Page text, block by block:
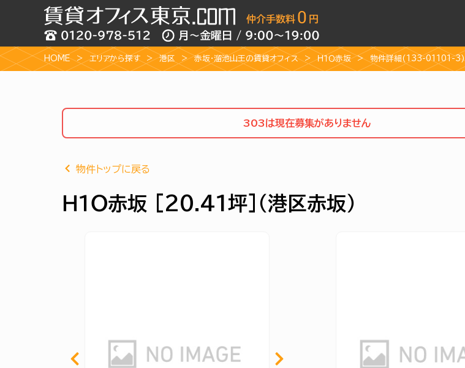
HOME エリアから探す 港区 赤坂・溜池山王の賃貸オフィス Ｈ１Ｏ赤坂 物件詳細(133-01101-3)
303は現在募集がありません
物件トップに戻る
Ｈ１Ｏ赤坂 [20.41坪]（港区赤坂）